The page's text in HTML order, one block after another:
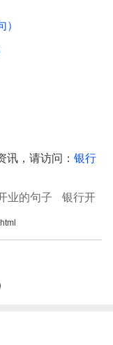
讯，请访问： 银行
业的句子
银行开